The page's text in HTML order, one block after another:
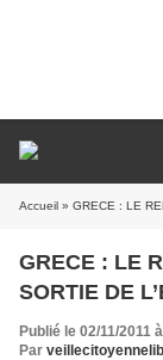
Accueil » GRECE : LE
GRECE : LE
SORTIE DE
Publié le 02/11/2011
Par